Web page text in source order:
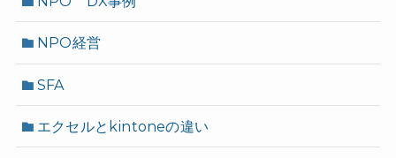
NPO経営
SFA
エクセルとkintoneの違い